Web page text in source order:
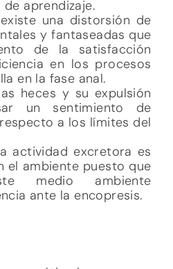
aprendizaje.
una distorsión de
y fantaseadas que
de la satisfacción
en los procesos
en la fase anal.
heces y su expulsión
un sentimiento de
a los límites del
actividad excretora es
el ambiente puesto que
medio ambiente
ante la encopresis.